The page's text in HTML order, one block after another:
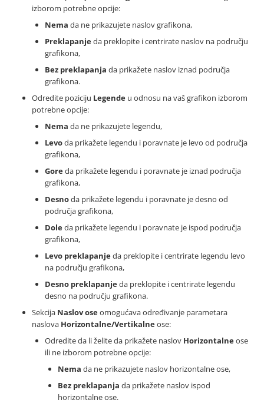
izborom potrebne opcije:
Nema da ne prikazujete naslov grafikona,
Preklapanjeda preklopite i centrirate naslov na području
grafikona,
Bez preklapanja da prikažete naslov iznad područja
grafikona.
Odredite poziciju Legende u odnosu na vaš grafikon izborom
potrebne opcije:
Nema da ne prikazujete legendu,
Levoda prikažete legendu i poravnate je levo od područja
grafikona,
Goreda prikažete legendu i poravnate je iznad područja
grafikona,
Desnoda prikažete legendu i poravnate je desno od
područja grafikona,
Doleda prikažete legendu i poravnate je ispod područja
grafikona,
Levo preklapanjeda preklopite i centrirate legendu levo
na području grafikona,
Desno preklapanjeda preklopite i centrirate legendu
desno na području grafikona.
Sekcija Naslov oseomogućava određivanje parametara
naslova Horizontalne/Vertikalneose:
Odredite da li želite da prikažete naslov Horizontalneose
ili ne izborom potrebne opcije:
Nema da ne prikazujete naslov horizontalne ose,
Bez preklapanja da prikažete naslov ispod
horizontalne ose.